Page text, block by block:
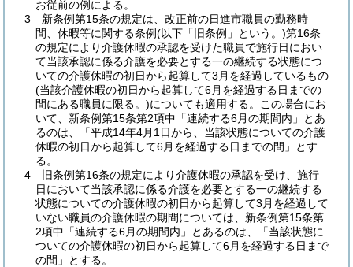
お従前の例による。
3
新条例第15条の規定は、改正前の日進市職員の勤務時
間、休暇等に関する条例(以下「旧条例」という。)第16条
の規定により介護休暇の承認を受けた職員で施行日におい
て当該承認に係る介護を必要とする一の継続する状態につ
いての介護休暇の初日から起算して3月を経過しているもの
(当該介護休暇の初日から起算して6月を経過する日までの
間にある職員に限る。)についても適用する。
この場合にお
いて、新条例第15条第2項中「連続する6月の期間内」とあ
るのは、「平成14年4月1日から、当該状態についての介護
休暇の初日から起算して6月を経過する日までの間」とす
る。
4
旧条例第16条の規定により介護休暇の承認を受け、施行
日において当該承認に係る介護を必要とする一の継続する
状態についての介護休暇の初日から起算して3月を経過して
いない職員の介護休暇の期間については、新条例第15条第
2項中「連続する6月の期間内」とあるのは、「当該状態に
ついての介護休暇の初日から起算して6月を経過する日まで
の間」とする。